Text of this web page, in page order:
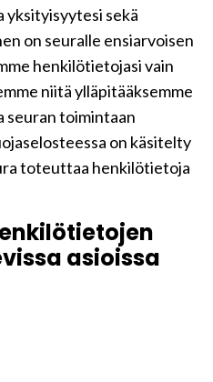
yksityisyytesi sekä
on seuralle ensiarvoisen
henkilötietojasi vain
niitä ylläpitääksemme
seuran toimintaan
on käsitelty
toteuttaa henkilötietoja
asioissa